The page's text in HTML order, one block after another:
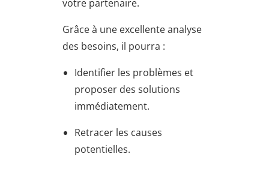
votre partenaire.
Grâce à une excellente analyse
des besoins, il pourra :
Identifier les problèmes et
proposer des solutions
immédiatement.
Retracer les causes
potentielles.